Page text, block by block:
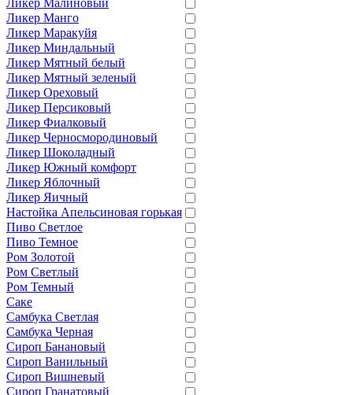
Ликер Манго
Ликер Маракуйя
Ликер Миндальный
Ликер Мятный белый
Ликер Мятный зеленый
Ликер Ореховый
Ликер Персиковый
Ликер Фиалковый
Ликер Черносмородиновый
Ликер Шоколадный
Ликер Южный комфорт
Ликер Яблочный
Ликер Яичный
Настойка Апельсиновая горькая
Пиво Светлое
Пиво Темное
Ром Золотой
Ром Светлый
Ром Темный
Саке
Самбука Светлая
Самбука Черная
Сироп Банановый
Сироп Ванильный
Сироп Вишневый
Сироп Гранатовый